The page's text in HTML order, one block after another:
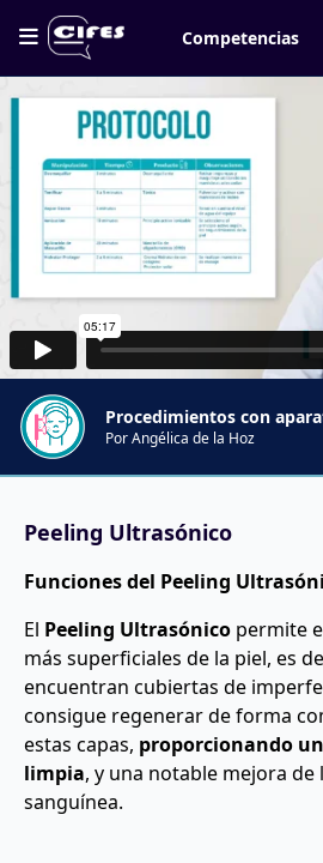
Competencias
Procedimientos con
Por Angélica de la Hoz
Peeling Ultrasónico
Funciones del Peeling
El Peeling Ultrasónico permite
más superficiales de la piel, es
encuentran cubiertas de
consigue regenerar de forma
estas capas, proporcionando
limpia, y una notable mejora de
sanguínea.